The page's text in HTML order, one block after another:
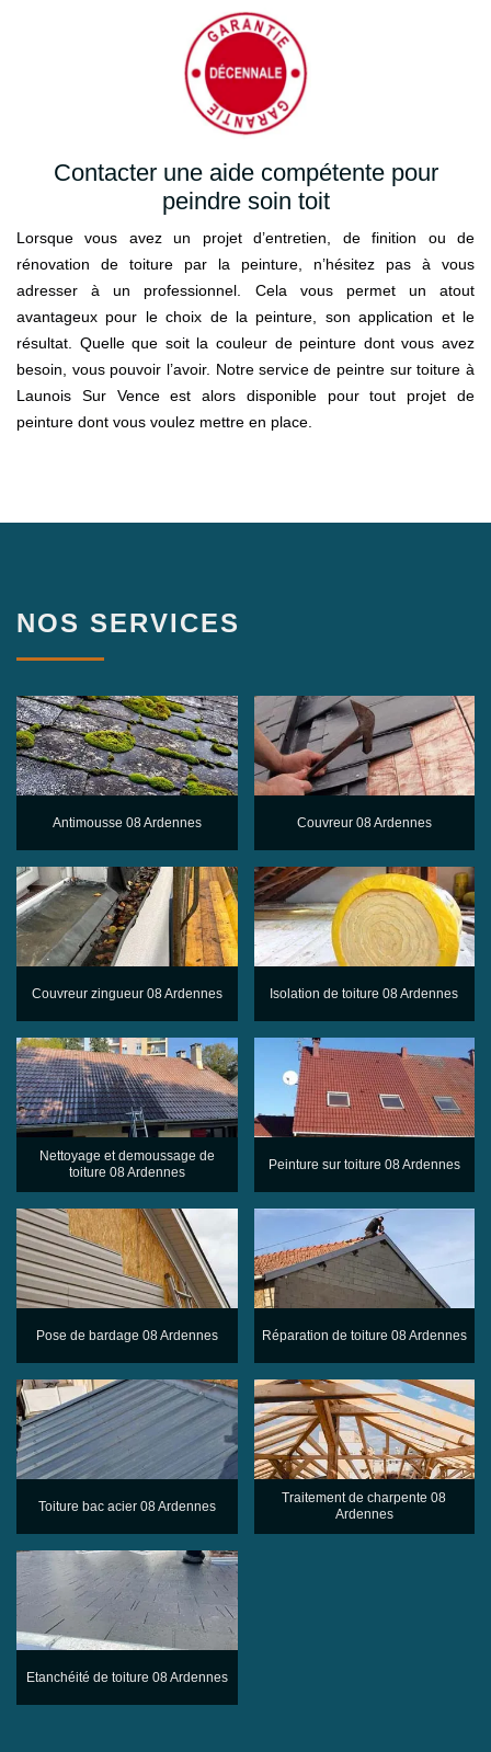
Contacter une aide compétente pour
peindre soin toit
Lorsque vous avez un projet d’entretien, de finition ou de
rénovation de toiture par la peinture, n’hésitez pas à vous
adresser à un professionnel. Cela vous permet un atout
avantageux pour le choix de la peinture, son application et le
résultat. Quelle que soit la couleur de peinture dont vous avez
besoin, vous pouvoir l’avoir. Notre service de peintre sur toiture à
Launois Sur Vence est alors disponible pour tout projet de
peinture dont vous voulez mettre en place.
NOS SERVICES
Antimousse 08 Ardennes Couvreur 08 Ardennes
Couvreur zingueur 08 Ardennes Isolation de toiture 08 Ardennes
Nettoyage et demoussage de
toiture 08 Ardennes
Peinture sur toiture 08 Ardennes
Pose de bardage 08 Ardennes Réparation de toiture 08 Ardennes
Toiture bac acier 08 Ardennes
Traitement de charpente 08
Ardennes
Etanchéité de toiture 08 Ardennes